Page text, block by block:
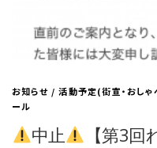
お知らせ/活動予定(街宣・おしゃ
ール
中止
【第3